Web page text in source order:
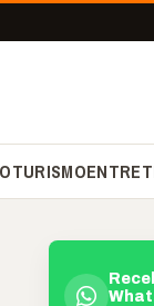
TURISMO